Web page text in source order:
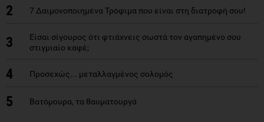
2 7 Δαιμονοποιημένα Τρόφιμα που είναι στη διατροφή σου!
3
Είσαι σίγουρος ότι φτιάχνεις σωστά τον αγαπημένο σου
στιγμιαίο καφέ;
4 Προσεχώς... μεταλλαγμένος σολομός
5 Βατόμουρα, τα θαυματουργά